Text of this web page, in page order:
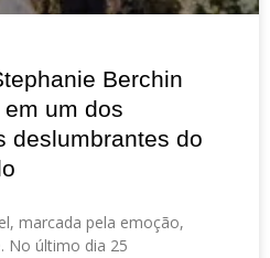
Berchin
um dos
deslumbrantes do
marcada pela emoção,
No último dia 25